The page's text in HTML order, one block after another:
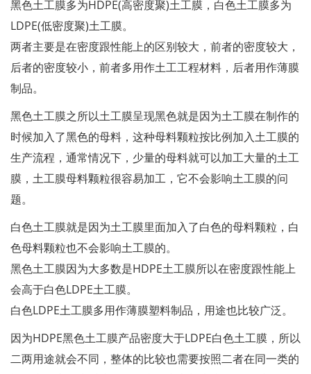
黑色土工膜多为HDPE(高密度聚)土工膜，白色土工膜多为
LDPE(低密度聚)土工膜。
两者主要是在密度跟性能上的区别较大，前者的密度较大，
后者的密度较小，前者多用作土工工程材料，后者用作薄膜
制品。
黑色土工膜之所以土工膜呈现黑色就是因为土工膜在制作的
时候加入了黑色的母料，这种母料颗粒按比例加入土工膜的
生产流程，通常情况下，少量的母料就可以加工大量的土工
膜，土工膜母料颗粒很容易加工，它不会影响土工膜的问
题。
白色土工膜就是因为土工膜里面加入了白色的母料颗粒，白
色母料颗粒也不会影响土工膜的。
黑色土工膜因为大多数是HDPE土工膜所以在密度跟性能上
会高于白色LDPE土工膜。
白色LDPE土工膜多用作薄膜塑料制品，用途也比较广泛。
因为HDPE黑色土工膜产品密度大于LDPE白色土工膜，所以
二两用途就会不同，整体的比较也需要按照二者在同一类的